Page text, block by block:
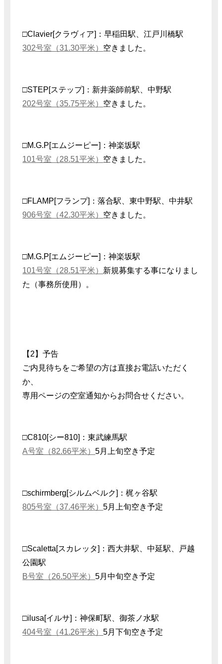
□Clavier[クラヴィア]：早稲田駅、江戸川橋駅
302号室（31.30平米） 空きました。
□STEP[ステップ]：新井薬師前駅、中野駅
202号室（35.75平米） 空きました。
□M.G.P[エムジーピー]：神楽坂駅
101号室（28.51平米） 空きました。
□FLAMP[フランプ]：落合駅、東中野駅、中井駅
906号室（42.30平米） 空きました。
□M.G.P[エムジーピー]：神楽坂駅
101号室（28.51平米） 新規募集する事になりまし
た（事務所使用）。
【2】予告
ご内見待ちをご希望の方は直接お電話いただく
か、
専用ページの空室通知からお問合せください。
□C810[シー810]：東武練馬駅
A号室（82.66平米）5月上旬空き予定
□schirmberg[シルムベルク]：梶ヶ谷駅
805号室（37.46平米）5月上旬空き予定
□Scaletta[スカレッタ]：西大井駅、中延駅、戸越
公園駅
B号室（26.50平米）5月中旬空き予定
□ilusa[イルサ]：神保町駅、御茶ノ水駅
404号室（41.26平米）5月下旬空き予定